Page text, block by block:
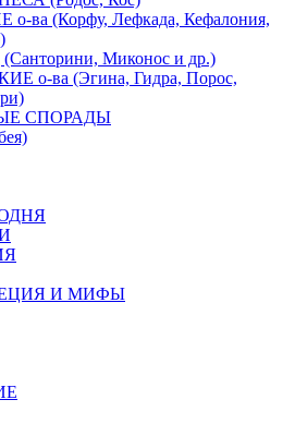
ва (Корфу, Лефкада, Кефалония,
Миконос и др.)
о-ва (Эгина, Гидра, Порос,
СПОРАДЫ
И МИФЫ